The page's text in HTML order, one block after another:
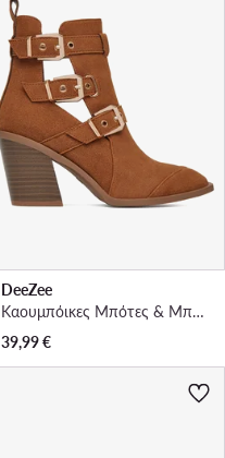
DeeZee
Καουμπόικες Μπότες & Μποτάκια · Καφέ · 8 cm
39,99€